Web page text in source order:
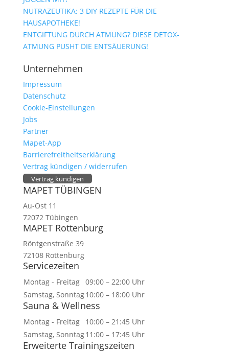
NUTRAZEUTIKA: 3 DIY REZEPTE FÜR DIE
HAUSAPOTHEKE!
ENTGIFTUNG DURCH ATMUNG? DIESE DETOX-
ATMUNG PUSHT DIE ENTSÄUERUNG!
Unternehmen
Impressum
Datenschutz
Cookie-Einstellungen
Jobs
Partner
Mapet-App
Barrierefreitheitserklärung
Vertrag kündigen / widerrufen
Vertrag kündigen
MAPET TÜBINGEN
Au-Ost 11
72072 Tübingen
MAPET Rottenburg
Röntgenstraße 39
72108 Rottenburg
Servicezeiten
Montag - Freitag 09:00 – 22:00 Uhr
Samstag, Sonntag10:00 – 18:00 Uhr
Sauna & Wellness
Montag - Freitag
10:00 – 21:45 Uhr
Samstag, Sonntag11:00 – 17:45 Uhr
Erweiterte Trainingszeiten